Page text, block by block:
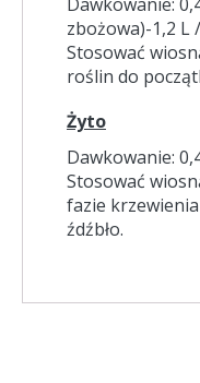
zbożowa)-1,2 L
Stosować
roślin do
Żyto
Dawkowanie:
Stosować
fazie
źdźbło.